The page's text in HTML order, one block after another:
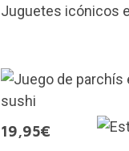
Juguetes icónicos
19,95€